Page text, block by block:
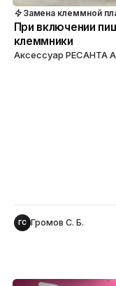
Замена клеммной
При включении
клеммники
Аксессуар РЕСАНТА
ГС Громов С. Б.